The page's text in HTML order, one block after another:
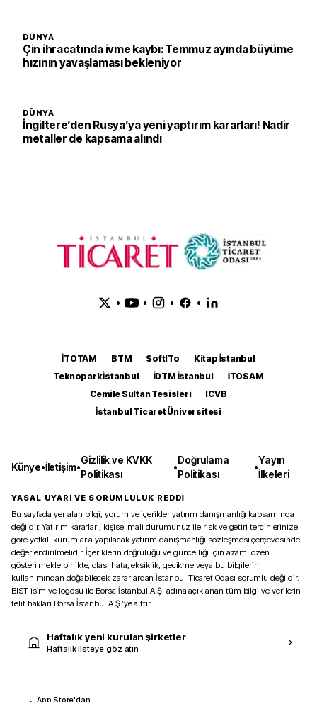
DÜNYA
Çin ihracatında ivme kaybı: Temmuz ayında büyüme
hızının yavaşlaması bekleniyor
DÜNYA
İngiltere’den Rusya’ya yeni yaptırım kararları! Nadir
metaller de kapsama alındı
• • • •
İTOTAM BTM SoftITo
Kitap İstanbul
Teknopark İstanbul
İDTM İstanbul
İTOSAM
Cemile Sultan Tesisleri
ICVB
İstanbul Ticaret Üniversitesi
Künye•İletişim•
Gizlilik ve KVKK
Politikası
•
Doğrulama
Politikası
•
Yayın
İlkeleri
YASAL UYARI VE SORUMLULUK REDDİ
Bu sayfada yer alan bilgi, yorum ve içerikler yatırım danışmanlığı kapsamında
değildir. Yatırım kararları, kişisel mali durumunuz ile risk ve getiri tercihlerinize
göre yetkili kurumlarla yapılacak yatırım danışmanlığı sözleşmesi çerçevesinde
değerlendirilmelidir. İçeriklerin doğruluğu ve güncelliği için azami özen
gösterilmekle birlikte, olası hata, eksiklik, gecikme veya bu bilgilerin
kullanımından doğabilecek zararlardan İstanbul Ticaret Odası sorumlu değildir.
BIST isim ve logosu ile Borsa İstanbul A.Ş. adına açıklanan tüm bilgi ve verilerin
telif hakları Borsa İstanbul A.Ş.’ye aittir.
Haftalık yeni kurulan şirketler
Haftalık listeye göz atın
App Store'dan